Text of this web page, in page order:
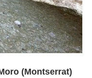
(Montserrat)